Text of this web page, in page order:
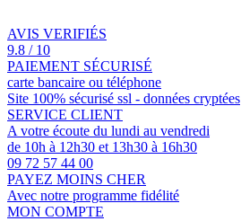
AVIS VERIFIÉS
9.8 / 10
PAIEMENT SÉCURISÉ
carte bancaire ou téléphone
Site 100% sécurisé ssl - données cryptées
SERVICE CLIENT
A votre écoute du lundi au vendredi
de 10h à 12h30 et 13h30 à 16h30
09 72 57 44 00
PAYEZ MOINS CHER
Avec notre programme fidélité
MON COMPTE